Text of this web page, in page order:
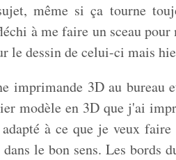
même si ça tourne
à me faire un sceau pour
le dessin de celui-ci mais
imprimande 3D au
modèle en 3D que j'ai
à ce que je veux
le bon sens. Les bords